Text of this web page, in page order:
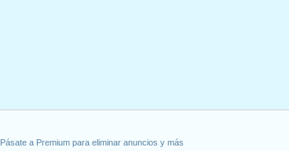
Pásate a Premium para eliminar anuncios y más